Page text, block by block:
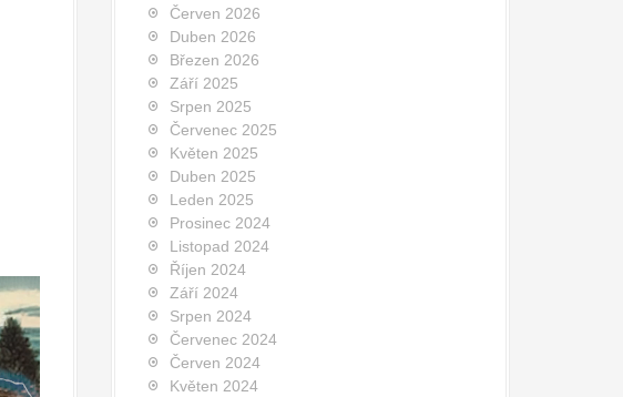
Červen 2026
Duben 2026
Březen 2026
Září 2025
Srpen 2025
Červenec 2025
Květen 2025
Duben 2025
Leden 2025
Prosinec 2024
Listopad 2024
Říjen 2024
Září 2024
Srpen 2024
Červenec 2024
Červen 2024
Květen 2024